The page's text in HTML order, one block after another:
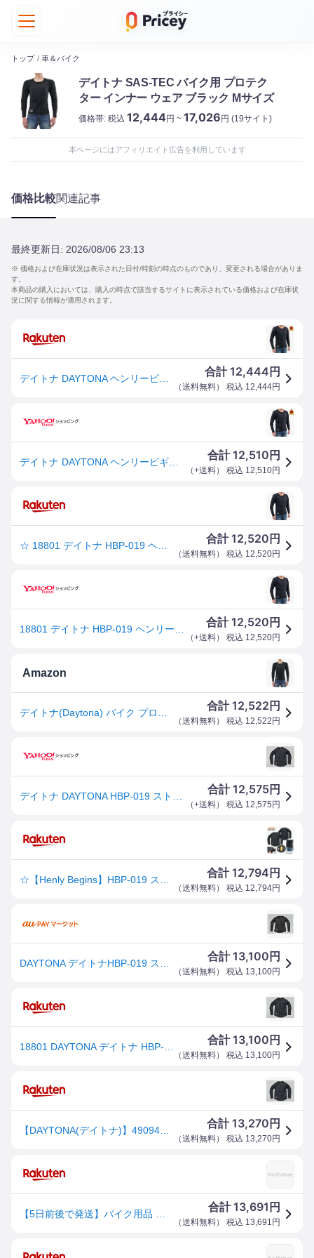
トップ / 車＆バイク
デイトナ SAS-TEC バイク用 プロテク
ター インナー ウェア ブラック Mサイズ
価格帯: 税込 12,444円 ~ 17,026円 (19サイト)
本ページにはアフィリエイト広告を利用しています
価格比較関連記事
最終更新日: 2026/08/06 23:13
※ 価格および在庫状況は表示された日付/時刻の時点のものであり、変更される場合がありま
す。
本商品の購入においては、購入の時点で該当するサイトに表示されている価格および在庫状
況に関する情報が適用されます。
合計12,444 円
（送料無料） 税込 12,444円
合計12,510 円
（+送料） 税込 12,510円
合計12,520 円
（送料無料） 税込 12,520円
合計12,520 円
（+送料） 税込 12,520円
Amazon
合計12,522 円
（送料無料） 税込 12,522 円
合計12,575円
（+送料） 税込 12,575 円
合計12,794 円
（送料無料） 税込 12,794円
合計13,100 円
（送料無料） 税込 13,100円
合計13,100 円
（送料無料） 税込 13,100円
合計13,270 円
（送料無料） 税込 13,270円
合計13,691 円
（送料無料） 税込 13,691 円